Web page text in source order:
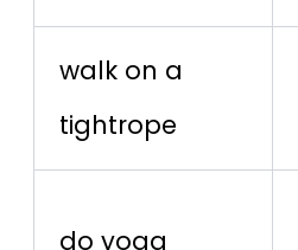
walk on a
tightrope
do yoga